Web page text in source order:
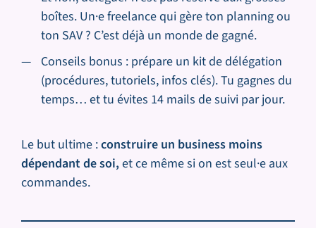
boîtes. Un·e freelance qui gère ton planning ou
ton SAV ? C’est déjà un monde de gagné.
Conseils bonus : prépare un kit de délégation
(procédures, tutoriels, infos clés). Tu gagnes du
temps… et tu évites 14 mails de suivi par jour.
Le but ultime :construire un business moins
dépendant de soi, et ce même si on est seul·e aux
commandes.